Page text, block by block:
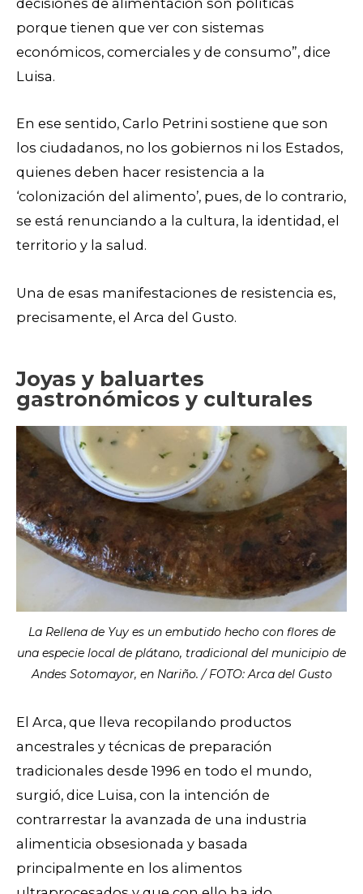
porque tienen que ver con sistemas
económicos, comerciales y de consumo”, dice
Luisa.
En ese sentido, Carlo Petrini sostiene que son
los ciudadanos, no los gobiernos ni los Estados,
quienes deben hacer resistencia a la
‘colonización del alimento’, pues, de lo contrario,
se está renunciando a la cultura, la identidad, el
territorio y la salud.
Una de esas manifestaciones de resistencia es,
precisamente, el Arca del Gusto.
Joyas y baluartes
gastronómicos y culturales
La Rellena de Yuy es un embutido hecho con flores de
una especie local de plátano, tradicional del municipio de
Andes Sotomayor, en Nariño. / FOTO: Arca del Gusto
El Arca, que lleva recopilando productos
ancestrales y técnicas de preparación
tradicionales desde 1996 en todo el mundo,
surgió, dice Luisa, con la intención de
contrarrestar la avanzada de una industria
alimenticia obsesionada y basada
principalmente en los alimentos